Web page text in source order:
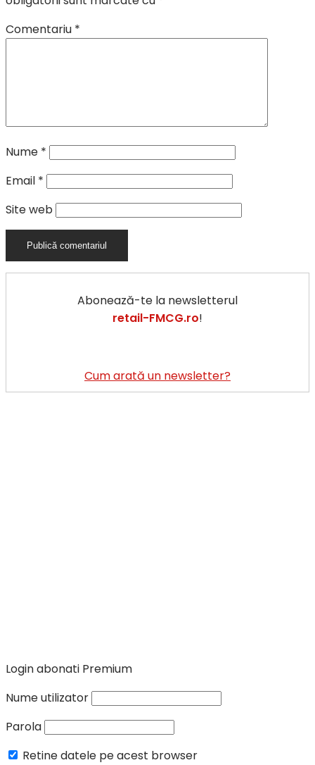
Comentariu *
Nume *
Email *
Site web
Abonează-te la newsletterul
retail-FMCG.ro!
Cum arată un newsletter?
Login abonati Premium
Nume utilizator
Parola
Retine datele pe acest browser